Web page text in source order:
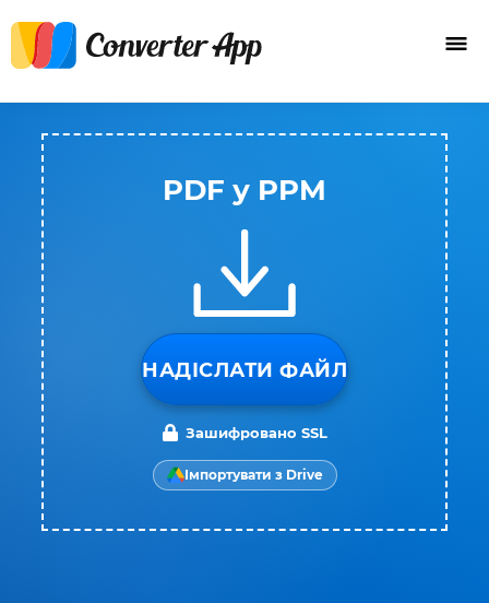
PDF у PPM
НАДІСЛАТИ ФАЙЛ
Зашифровано SSL
Імпортувати з Drive